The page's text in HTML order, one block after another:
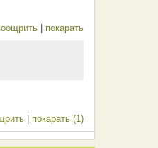
покарать
покарать (1)